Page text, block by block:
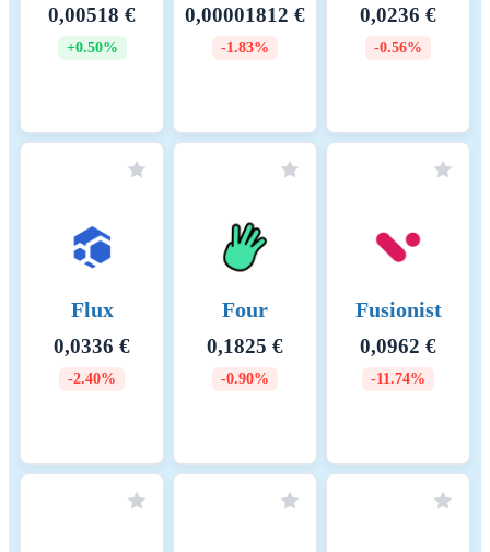
0,00518 €
+0.50%
0,00001812 €
-1.83%
0,0236 €
-0.56%
Flux
0,0336 €
-2.40%
Four
0,1825 €
-0.90%
Fusionist
0,0962 €
-11.74%